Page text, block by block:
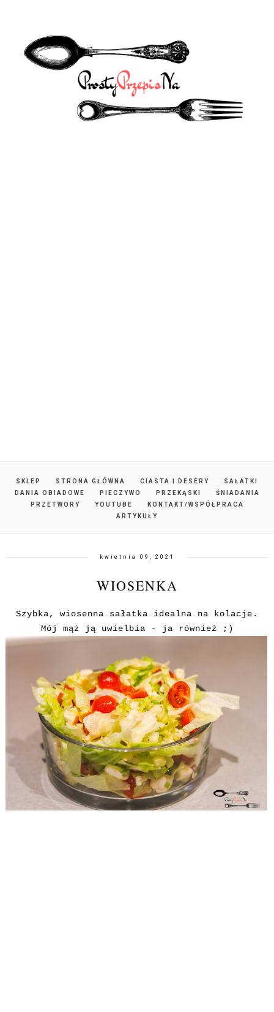
SKLEP STRONA GŁÓWNA CIASTA I DESERY
SAŁATKI
DANIA OBIADOWE
PIECZYWO PRZEKĄSKI
ŚNIADANIA
PRZETWORY
YOUTUBE
KONTAKT/WSPÓŁPRACA
ARTYKUŁY
kwietnia 09, 2021
WIOSENKA
Szybka, wiosenna sałatka idealna na kolacje.
Mój mąż ją uwielbia - ja również ;)